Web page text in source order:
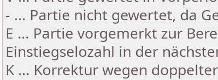
- ... Partie nicht gewertet, da
E ... Partie vorgemerkt zur
Einstiegselozahl in der
K ... Korrektur wegen